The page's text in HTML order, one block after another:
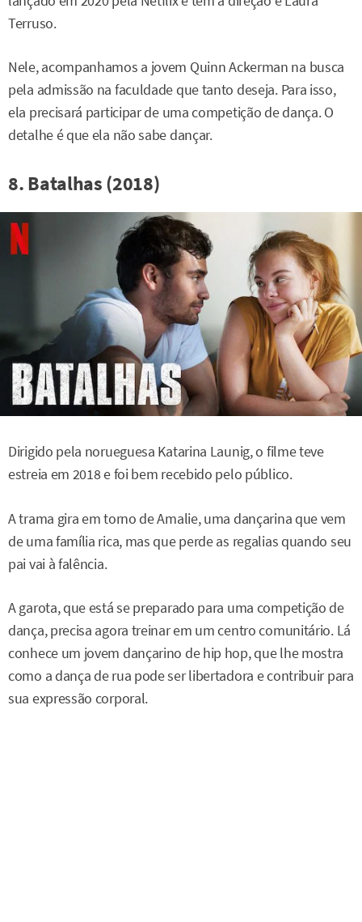
Terruso.
Nele, acompanhamos a jovem Quinn Ackerman na busca
pela admissão na faculdade que tanto deseja. Para isso,
ela precisará participar de uma competição de dança. O
detalhe é que ela não sabe dançar.
8. Batalhas (2018)
Dirigido pela norueguesa Katarina Launig, o filme teve
estreia em 2018 e foi bem recebido pelo público.
A trama gira em torno de Amalie, uma dançarina que vem
de uma família rica, mas que perde as regalias quando seu
pai vai à falência.
A garota, que está se preparado para uma competição de
dança, precisa agora treinar em um centro comunitário. Lá
conhece um jovem dançarino de hip hop, que lhe mostra
como a dança de rua pode ser libertadora e contribuir para
sua expressão corporal.